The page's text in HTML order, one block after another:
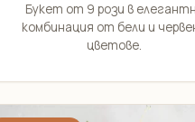
Букет от 9 рози в
комбинация от бели и
цветове.